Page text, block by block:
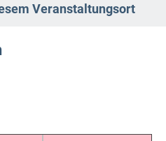
Veranstaltungsort